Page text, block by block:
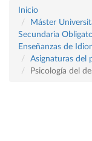
Inicio
Máster
Secundaria
Enseñanzas de
Asignaturas del
Psicología del